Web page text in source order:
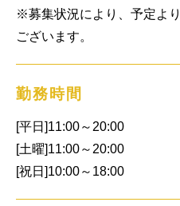
※募集状況により、予定よ
ございます。
勤務時間
[平日]11:00～20:00
[土曜]11:00～20:00
[祝日]10:00～18:00